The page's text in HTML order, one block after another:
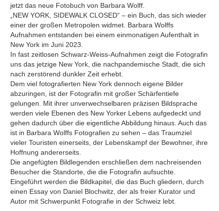
jetzt das neue Fotobuch von Barbara Wolff.
„NEW YORK, SIDEWALK CLOSED“ – ein Buch, das sich wieder
einer der großen Metropolen widmet. Barbara Wolffs
Aufnahmen entstanden bei einem einmonatigen Aufenthalt in
New York im Juni 2023.
In fast zeitlosen Schwarz-Weiss-Aufnahmen zeigt die Fotografin
uns das jetzige New York, die nachpandemische Stadt, die sich
nach zerstörend dunkler Zeit erhebt.
Dem viel fotografierten New York dennoch eigene Bilder
abzuringen, ist der Fotografin mit großer Schärfentiefe
gelungen. Mit ihrer unverwechselbaren präzisen Bildsprache
werden viele Ebenen des New Yorker Lebens aufgedeckt und
gehen dadurch über die eigentliche Abbildung hinaus. Auch das
ist in Barbara Wolffs Fotografien zu sehen – das Traumziel
vieler Touristen einerseits, der Lebenskampf der Bewohner, ihre
Hoffnung andererseits.
Die angefügten Bildlegenden erschließen dem nachreisenden
Besucher die Standorte, die die Fotografin aufsuchte.
Eingeführt werden die Bildkapitel, die das Buch gliedern, durch
einen Essay von Daniel Blochwitz, der als freier Kurator und
Autor mit Schwerpunkt Fotografie in der Schweiz lebt.